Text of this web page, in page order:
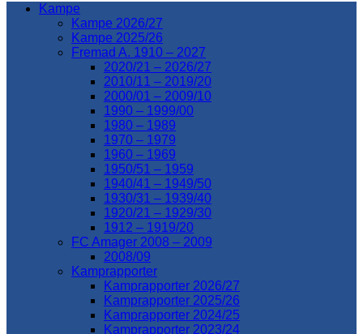
Kampe
Kampe 2026/27
Kampe 2025/26
Fremad A. 1910 – 2027
2020/21 – 2026/27
2010/11 – 2019/20
2000/01 – 2009/10
1990 – 1999/00
1980 – 1989
1970 – 1979
1960 – 1969
1950/51 – 1959
1940/41 – 1949/50
1930/31 – 1939/40
1920/21 – 1929/30
1912 – 1919/20
FC Amager 2008 – 2009
2008/09
Kamprapporter
Kamprapporter 2026/27
Kamprapporter 2025/26
Kamprapporter 2024/25
Kamprapporter 2023/24